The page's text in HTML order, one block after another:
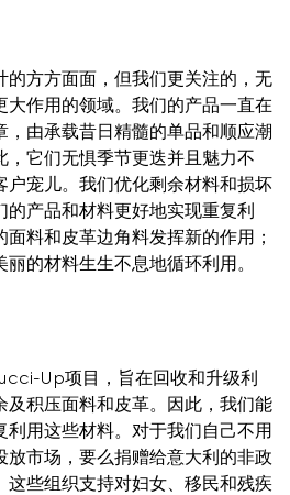
的方方面面，但我们更关注的，无
大作用的领域。我们的产品一直在
，由承载昔日精髓的单品和顺应潮
，它们无惧季节更迭并且魅力不
户宠儿。我们优化剩余材料和损坏
的产品和材料更好地实现重复利
料和皮革边角料发挥新的作用；
的材料生生不息地循环利用。
Up项目，旨在回收和升级利
及积压面料和皮革。因此，我们能
利用这些材料。对于我们自己不用
放市场，要么捐赠给意大利的非政
这些组织支持对妇女、移民和残疾